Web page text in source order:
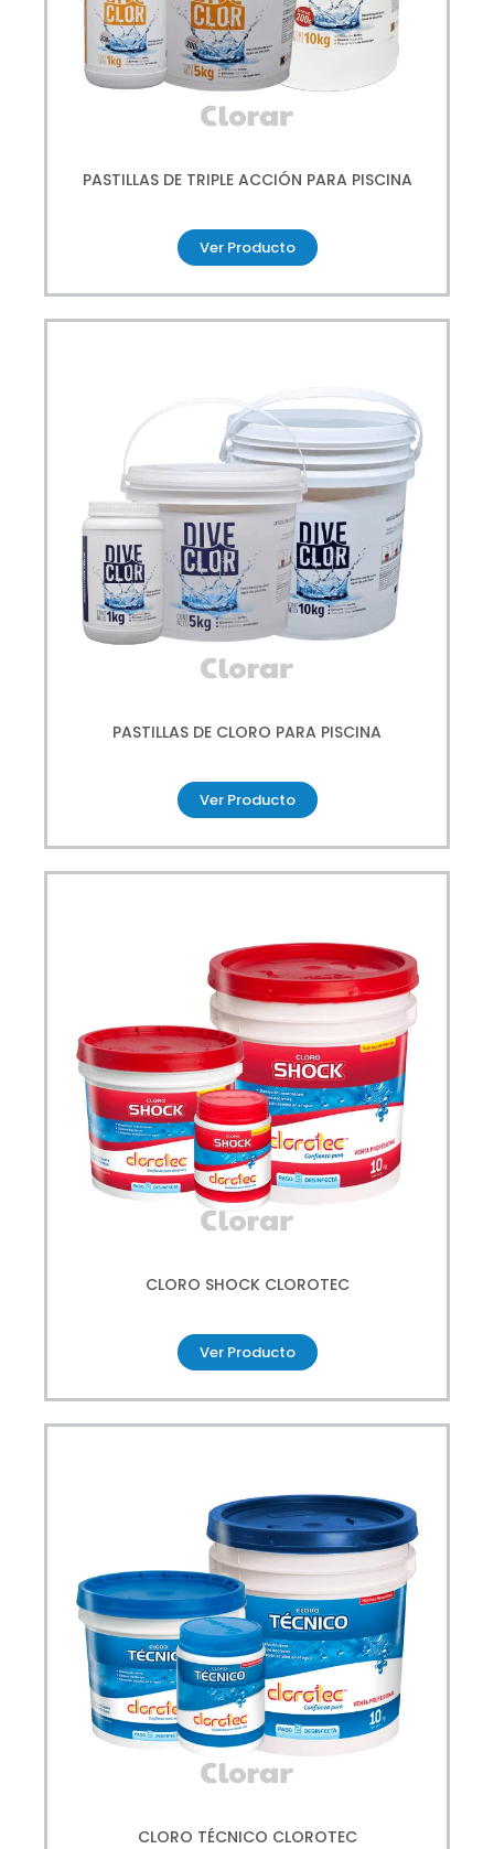
PASTILLAS DE TRIPLE ACCIÓN PARA PISCINA
Ver Producto
PASTILLAS DE CLORO PARA PISCINA
Ver Producto
CLORO SHOCK CLOROTEC
Ver Producto
CLORO TÉCNICO CLOROTEC